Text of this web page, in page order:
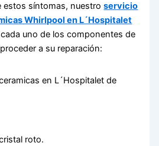
estos síntomas, nuestroservicio
Whirlpool en L´Hospitalet
uno de los componentes de
a su reparación:
roto.